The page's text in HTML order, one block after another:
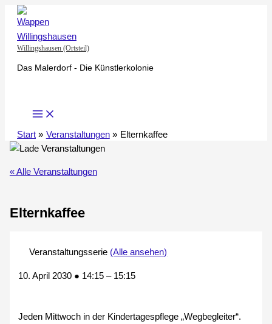
Zum
Inhalt
springen
Willingshausen (Ortsteil)
Das Malerdorf - Die Künstlerkolonie
Start Veranstaltungen Elternkaffee
« Alle Veranstaltungen
Elternkaffee
Veranstaltungsserie (Alle ansehen)
10. April 2030 ● 14:15– 15:15
Jeden Mittwoch in der Kindertagespflege „Wegbegleiter“.